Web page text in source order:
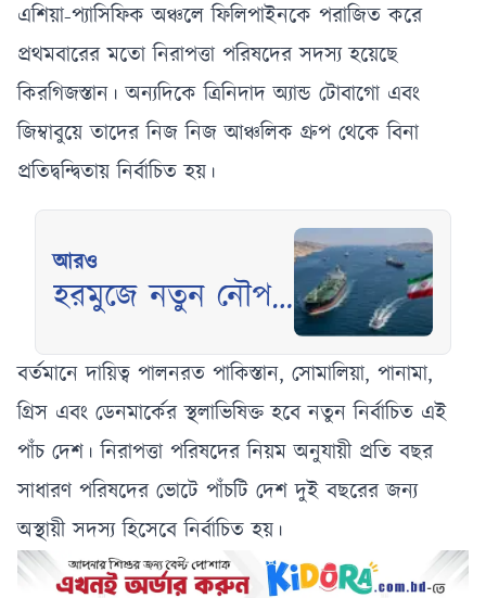
এশিয়া-প্যাসিফিক অঞ্চলে ফিলিপাইনকে পরাজিত করে
প্রথমবারের মতো নিরাপত্তা পরিষদের সদস্য হয়েছে
কিরগিজস্তান। অন্যদিকে ত্রিনিদাদ অ্যান্ড টোবাগো এবং
জিম্বাবুয়ে তাদের নিজ নিজ আঞ্চলিক গ্রুপ থেকে বিনা
প্রতিদ্বন্দ্বিতায় নির্বাচিত হয়।
আরও
হরমুজে নতুন নৌপথ
সমঝোতার দ্বারপ্রান্তে
ইরান
বর্তমানে দায়িত্ব পালনরত পাকিস্তান, সোমালিয়া, পানামা,
গ্রিস এবং ডেনমার্কের স্থলাভিষিক্ত হবে নতুন নির্বাচিত এই
পাঁচ দেশ। নিরাপত্তা পরিষদের নিয়ম অনুযায়ী প্রতি বছর
সাধারণ পরিষদের ভোটে পাঁচটি দেশ দুই বছরের জন্য
অস্থায়ী সদস্য হিসেবে নির্বাচিত হয়।